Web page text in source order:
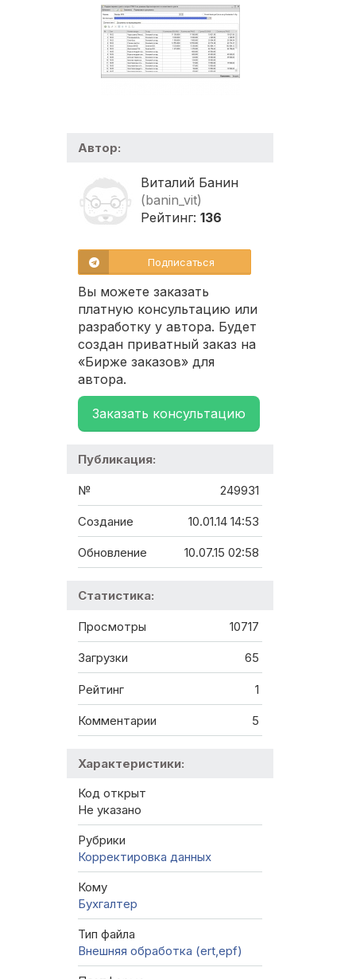
Автор:
Виталий Банин
(banin_vit)
Рейтинг: 136
Подписаться
Вы можете заказать
платную консультацию или
разработку у автора. Будет
создан приватный заказ на
«Бирже заказов» для
автора.
Заказать консультацию
Публикация:
№ 249931
Создание 10.01.14 14:53
Обновление 10.07.15 02:58
Статистика:
Просмотры 10717
Загрузки 65
Рейтинг 1
Комментарии 5
Характеристики:
Код открыт
Не указано
Рубрики
Корректировка данных
Кому
Бухгалтер
Тип файла
Внешняя обработка (ert,epf)